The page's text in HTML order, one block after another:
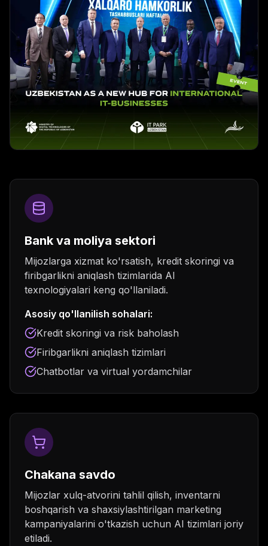
Bank va moliya sektori
Mijozlarga xizmat ko'rsatish, kredit skoringi va
firibgarlikni aniqlash tizimlarida AI
texnologiyalari keng qo'llaniladi.
Asosiy qo'llanilish sohalari:
Kredit skoringi va risk baholash
Firibgarlikni aniqlash tizimlari
Chatbotlar va virtual yordamchilar
Chakana savdo
Mijozlar xulq-atvorini tahlil qilish, inventarni
boshqarish va shaxsiylashtirilgan marketing
kampaniyalarini o'tkazish uchun AI tizimlari joriy
etiladi.